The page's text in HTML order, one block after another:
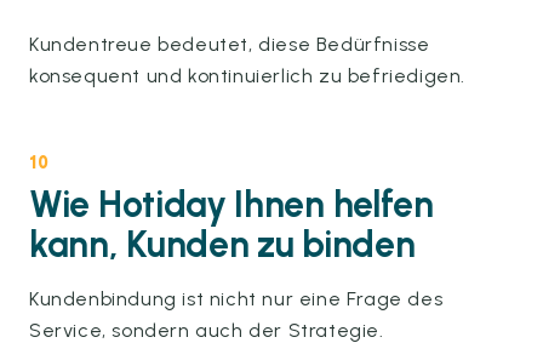
Kundentreue bedeutet, diese Bedürfnisse
konsequent und kontinuierlich zu befriedigen.
10
Wie Hotiday Ihnen helfen
kann, Kunden zu binden
Kundenbindung ist nicht nur eine Frage des
Service, sondern auch der Strategie.